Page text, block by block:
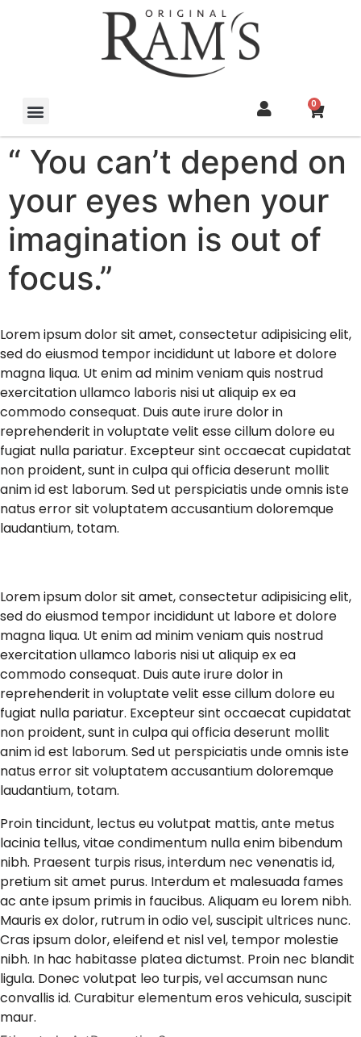
0
“ You can’t depend on
your eyes when your
imagination is out of
focus.”
Lorem ipsum dolor sit amet, consectetur adipisicing elit,
sed do eiusmod tempor incididunt ut labore et dolore
magna liqua. Ut enim ad minim veniam quis nostrud
exercitation ullamco laboris nisi ut aliquip ex ea
commodo consequat. Duis aute irure dolor in
reprehenderit in voluptate velit esse cillum dolore eu
fugiat nulla pariatur. Excepteur sint occaecat cupidatat
non proident, sunt in culpa qui officia deserunt mollit
anim id est laborum. Sed ut perspiciatis unde omnis iste
natus error sit voluptatem accusantium doloremque
laudantium, totam.
Lorem ipsum dolor sit amet, consectetur adipisicing elit,
sed do eiusmod tempor incididunt ut labore et dolore
magna liqua. Ut enim ad minim veniam quis nostrud
exercitation ullamco laboris nisi ut aliquip ex ea
commodo consequat. Duis aute irure dolor in
reprehenderit in voluptate velit esse cillum dolore eu
fugiat nulla pariatur. Excepteur sint occaecat cupidatat
non proident, sunt in culpa qui officia deserunt mollit
anim id est laborum. Sed ut perspiciatis unde omnis iste
natus error sit voluptatem accusantium doloremque
laudantium, totam.
Proin tincidunt, lectus eu volutpat mattis, ante metus
lacinia tellus, vitae condimentum nulla enim bibendum
nibh. Praesent turpis risus, interdum nec venenatis id,
pretium sit amet purus. Interdum et malesuada fames
ac ante ipsum primis in faucibus. Aliquam eu lorem nibh.
Mauris ex dolor, rutrum in odio vel, suscipit ultrices nunc.
Cras ipsum dolor, eleifend et nisl vel, tempor molestie
nibh. In hac habitasse platea dictumst. Proin nec blandit
ligula. Donec volutpat leo turpis, vel accumsan nunc
convallis id. Curabitur elementum eros vehicula, suscipit
maur.